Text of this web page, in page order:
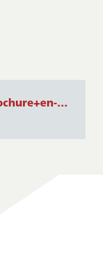
A45E-A45EH-E-Brochure+en-GB+Issue+1.pdf